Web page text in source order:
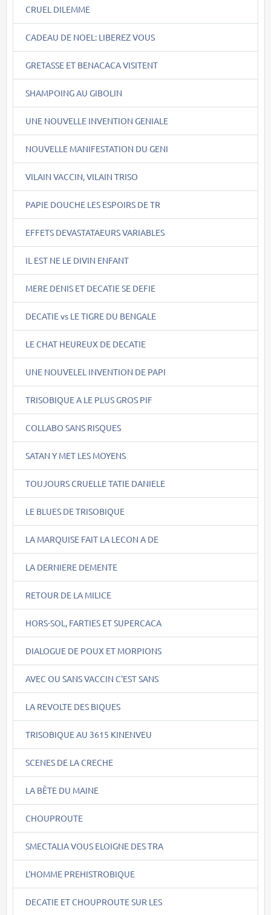
CRUEL DILEMME
CADEAU DE NOEL: LIBEREZ VOUS
GRETASSE ET BENACACA VISITENT
SHAMPOING AU GIBOLIN
UNE NOUVELLE INVENTION GENIALE
NOUVELLE MANIFESTATION DU GENI
VILAIN VACCIN, VILAIN TRISO
PAPIE DOUCHE LES ESPOIRS DE TR
EFFETS DEVASTATAEURS VARIABLES
IL EST NE LE DIVIN ENFANT
MERE DENIS ET DECATIE SE DEFIE
DECATIE vs LE TIGRE DU BENGALE
LE CHAT HEUREUX DE DECATIE
UNE NOUVELEL INVENTION DE PAPI
TRISOBIQUE A LE PLUS GROS PIF
COLLABO SANS RISQUES
SATAN Y MET LES MOYENS
TOUJOURS CRUELLE TATIE DANIELE
LE BLUES DE TRISOBIQUE
LA MARQUISE FAIT LA LECON A DE
LA DERNIERE DEMENTE
RETOUR DE LA MILICE
HORS-SOL, FARTIES ET SUPERCACA
DIALOGUE DE POUX ET MORPIONS
AVEC OU SANS VACCIN C'EST SANS
LA REVOLTE DES BIQUES
TRISOBIQUE AU 3615 KINENVEU
SCENES DE LA CRECHE
LA BÊTE DU MAINE
CHOUPROUTE
SMECTALIA VOUS ELOIGNE DES TRA
L'HOMME PREHISTROBIQUE
DECATIE ET CHOUPROUTE SUR LES